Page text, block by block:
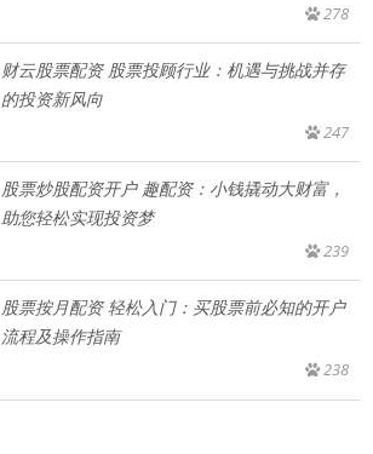
278
财云股票配资 股票投顾行业：机遇与挑战并存
的投资新风向
247
股票炒股配资开户 趣配资：小钱撬动大财富，
助您轻松实现投资梦
239
股票按月配资 轻松入门：买股票前必知的开户
流程及操作指南
238